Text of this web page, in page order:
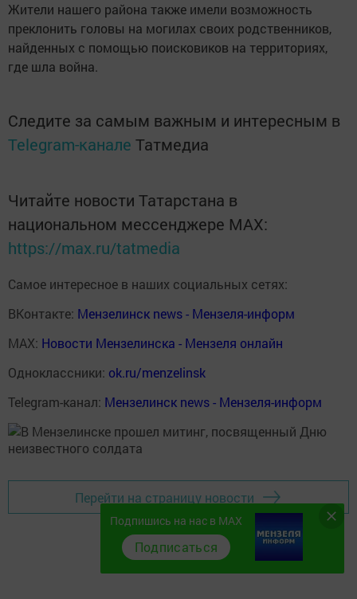
Жители нашего района также имели возможность
преклонить головы на могилах своих родственников,
найденных с помощью поисковиков на территориях,
где шла война.
Следите за самым важным и интересным в
Telegram-канале Татмедиа
Читайте новости Татарстана в
национальном мессенджере MАХ:
https://max.ru/tatmedia
Самое интересное в наших социальных сетях:
ВКонтакте: Мензелинск news - Мензеля-информ
MAX: Новости Мензелинска - Мензеля онлайн
Одноклассники: ok.ru/menzelinsk
Telegram-канал: Мензелинск news - Мензеля-информ
Перейти на страницу новости
Подпишись на нас в MAX
Подписаться